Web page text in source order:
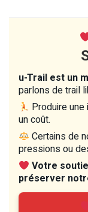
u-Trail est un
parlons de trail
Produire
un coût.
Certains de
pressions ou
Votre
préserver